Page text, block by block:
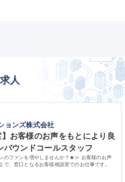
人
ョンズ株式会社
お客様のお声をもとにより良
バウンドコールスタッフ
のファンを増やしませんか？★≫ お客様のお声
、窓口となるお客様相談室でのお仕事です。